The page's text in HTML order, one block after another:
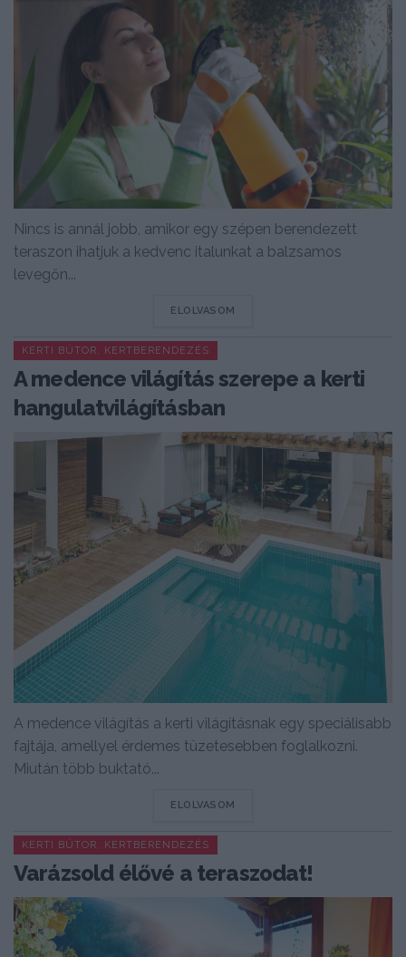
Nincs is annál jobb, amikor egy szépen berendezett
teraszon ihatjuk a kedvenc italunkat a balzsamos
levegőn...
ELOLVASOM
KERTI BÚTOR, KERTBERENDEZÉS
A medence világítás szerepe a kerti
hangulatvilágításban
A medence világítás a kerti világításnak egy speciálisabb
fajtája, amellyel érdemes tüzetesebben foglalkozni.
Miután több buktató...
ELOLVASOM
KERTI BÚTOR, KERTBERENDEZÉS
Varázsold élővé a teraszodat!